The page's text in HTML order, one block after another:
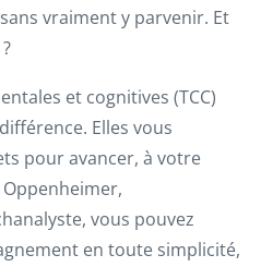
vraiment y parvenir. Et
et cognitives (TCC)
Elles vous
pour avancer, à votre
vous pouvez
en toute simplicité,